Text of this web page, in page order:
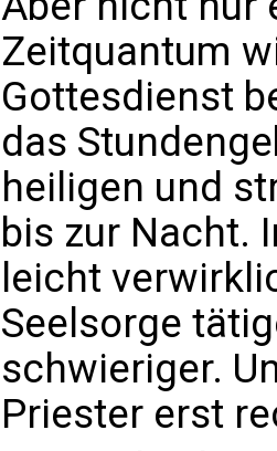
Zeitquantum
Gottesdienst
das
heiligen und
bis zur Nacht.
leicht
Seelsorge
schwieriger.
Priester erst